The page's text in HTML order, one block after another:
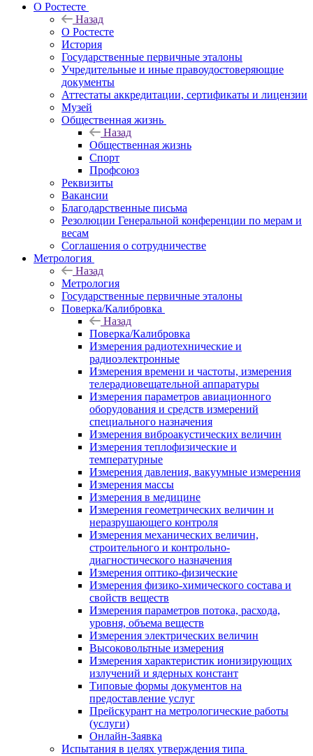
О Ростесте
Назад
О Ростесте
История
Государственные первичные эталоны
Учредительные и иные правоудостоверяющие
документы
Аттестаты аккредитации, сертификаты и лицензии
Музей
Общественная жизнь
Назад
Общественная жизнь
Спорт
Профсоюз
Реквизиты
Вакансии
Благодарственные письма
Резолюции Генеральной конференции по мерам и
весам
Соглашения о сотрудничестве
Метрология
Назад
Метрология
Государственные первичные эталоны
Поверка/Калибровка
Назад
Поверка/Калибровка
Измерения радиотехнические и
радиоэлектронные
Измерения времени и частоты, измерения
телерадиовещательной аппаратуры
Измерения параметров авиационного
оборудования и средств измерений
специального назначения
Измерения виброакустических величин
Измерения теплофизические и
температурные
Измерения давления, вакуумные измерения
Измерения массы
Измерения в медицине
Измерения геометрических величин и
неразрушающего контроля
Измерения механических величин,
строительного и контрольно-
диагностического назначения
Измерения оптико-физические
Измерения физико-химического состава и
свойств веществ
Измерения параметров потока, расхода,
уровня, объема веществ
Измерения электрических величин
Высоковольтные измерения
Измерения характеристик ионизирующих
излучений и ядерных констант
Типовые формы документов на
предоставление услуг
Прейскурант на метрологические работы
(услуги)
Онлайн-Заявка
Испытания в целях утверждения типа